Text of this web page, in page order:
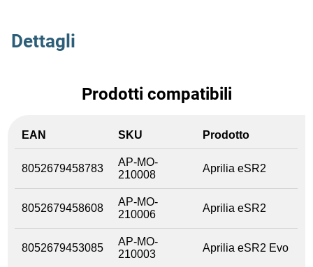
Dettagli
Prodotti compatibili
EAN SKU Prodotto
8052679458783
AP-MO-
210008
Aprilia eSR2
8052679458608
AP-MO-
210006
Aprilia eSR2
8052679453085
AP-MO-
210003
Aprilia eSR2 Evo